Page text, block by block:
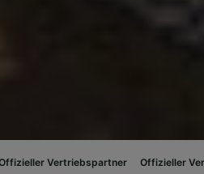
Offizieller Vertriebspartner